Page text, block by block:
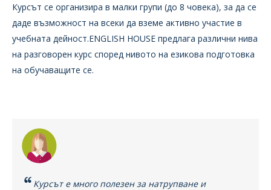
Курсът се организира в малки групи (до 8 човека), за да се
даде възможност на всеки да вземе активно участие в
учебната дейност.ENGLISH HOUSE предлага различни нива
на разговорен курс според нивото на езикова подготовка
на обучаващите се.
Курсът е много полезен за натрупване и